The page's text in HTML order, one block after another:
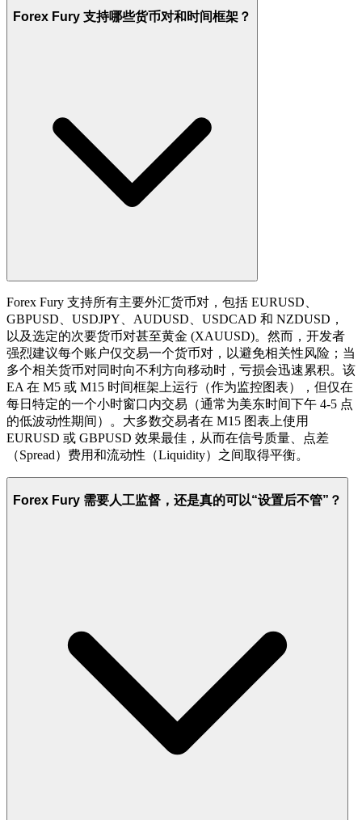
Forex Fury 支持哪些货币对和时间框架？
Forex Fury 支持所有主要外汇货币对，包括 EURUSD、
GBPUSD、USDJPY、AUDUSD、USDCAD 和 NZDUSD，
以及选定的次要货币对甚至黄金 (XAUUSD)。然而，开发者
强烈建议每个账户仅交易一个货币对，以避免相关性风险；当
多个相关货币对同时向不利方向移动时，亏损会迅速累积。该
EA 在 M5 或 M15 时间框架上运行（作为监控图表），但仅在
每日特定的一个小时窗口内交易（通常为美东时间下午 4-5 点
的低波动性期间）。大多数交易者在 M15 图表上使用
EURUSD 或 GBPUSD 效果最佳，从而在信号质量、点差
（Spread）费用和流动性（Liquidity）之间取得平衡。
Forex Fury 需要人工监督，还是真的可以“设置后不管”？